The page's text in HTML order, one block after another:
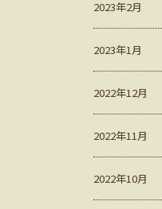
2023年2月
2023年1月
2022年12月
2022年11月
2022年10月